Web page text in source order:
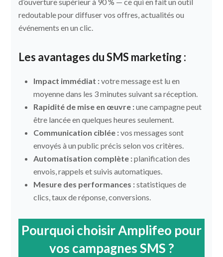
redoutable pour diffuser vos offres, actualités ou
événements en un clic.
Les avantages du SMS marketing :
Impact immédiat :votre message est lu en
moyenne dans les 3 minutes suivant sa réception.
Rapidité de mise en œuvre :une campagne peut
être lancée en quelques heures seulement.
Communication ciblée :vos messages sont
envoyés à un public précis selon vos critères.
Automatisation complète :planification des
envois, rappels et suivis automatiques.
Mesure des performances :statistiques de
clics, taux de réponse, conversions.
Pourquoi choisir Amplifeo pour
vos campagnes SMS ?